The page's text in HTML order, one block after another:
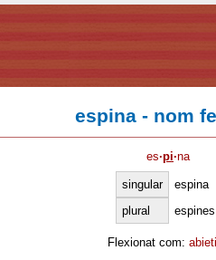
espina - nom
es·pi·na
singular
espina
plural
espines
Flexionat com: